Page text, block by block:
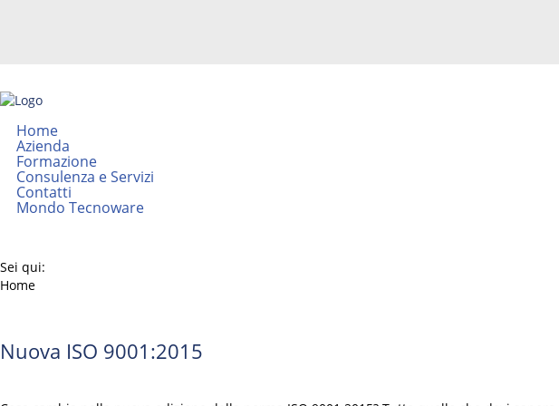
Home
Azienda
Formazione
Consulenza e Servizi
Contatti
Mondo Tecnoware
Sei qui:
Home
Nuova ISO 9001:2015